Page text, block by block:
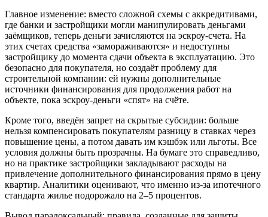
Главное изменение: вместо сложной схемы с аккредитивами,
где банки и застройщики могли манипулировать деньгами
заёмщиков, теперь деньги зачисляются на эскроу-счета. На
этих счетах средства «замораживаются» и недоступны
застройщику до момента сдачи объекта в эксплуатацию. Это
безопасно для покупателя, но создаёт проблему для
строительной компании: ей нужны дополнительные
источники финансирования для продолжения работ на
объекте, пока эскроу-деньги «спят» на счёте.
Кроме того, введён запрет на скрытые субсидии: больше
нельзя компенсировать покупателям разницу в ставках через
повышение цены, а потом давать им кэшбэк или льготы. Все
условия должны быть прозрачны. На бумаге это справедливо,
но на практике застройщики закладывают расходы на
привлечение дополнительного финансирования прямо в цену
квартир. Аналитики оценивают, что именно из-за ипотечного
стандарта жилье подорожало на 2–5 процентов.